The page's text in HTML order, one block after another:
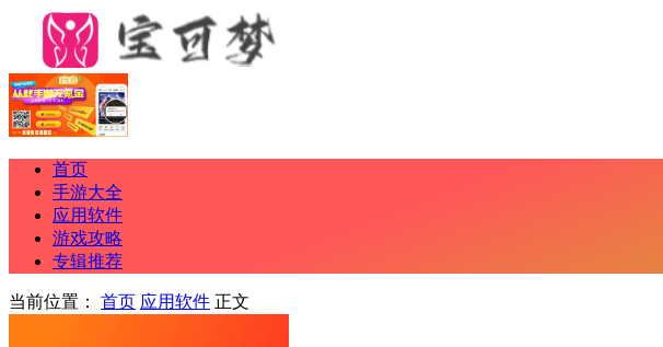
首页
手游大全
应用软件
游戏攻略
专辑推荐
当前位置： 首页 应用软件 正文